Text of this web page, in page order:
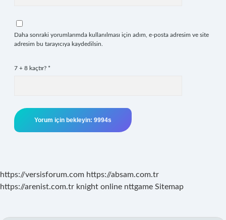
Daha sonraki yorumlarımda kullanılması için adım, e-posta adresim ve site
adresim bu tarayıcıya kaydedilsin.
7 + 8 kaçtır? *
https://versisforum.com https://absam.com.tr
https://arenist.com.tr knight online nttgame Sitemap